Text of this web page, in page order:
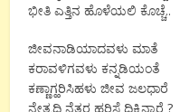
ಭೀತಿ ಎತ್ತಿನ ಹೊಳೆಯಲಿ ಕೊಚ್ಚೆ..
ಜೀವನಾಡಿಯಾದವಳು ಮಾತೆ
ಕರಾವಳಿಗವಳು ಕನ್ನಡಿಯಂತೆ
ಕಣ್ಣಾಗ್ಹರಿಸಿಹಳು ಜೀವ ಜಲಧಾರೆ
ನೇತ್ರದಿ ನೆತ್ತರ ಹರಿಸೆ ದಿಕ್ಕಿನ್ಯಾರೆ ?